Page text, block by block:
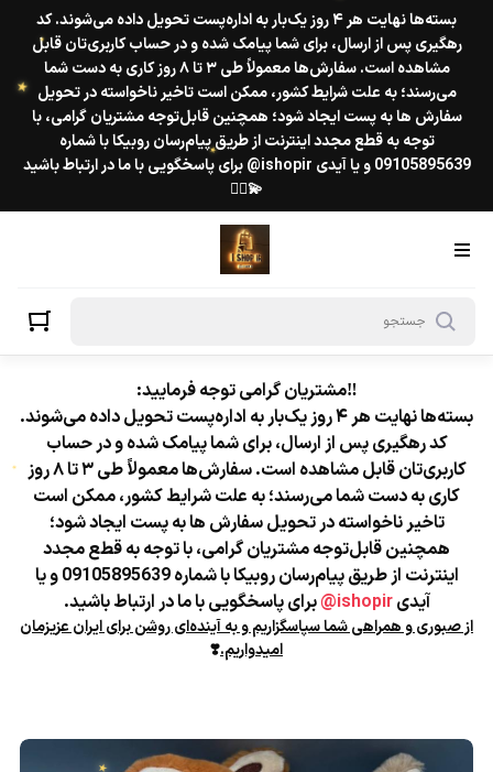
بسته‌ها نهایت هر ۴ روز یک‌بار به اداره‌پست تحویل داده می‌شوند. کد
رهگیری پس از ارسال، برای شما پیامک شده و در حساب کاربری‌تان قابل
مشاهده است. سفارش‌ها معمولاً طی ۳ تا ۸ روز کاری به دست شما
می‌رسند؛ به علت شرایط کشور، ممکن است تاخیر ناخواسته در تحویل
سفارش ها به پست ایجاد شود؛ همچنین قابل‌توجه مشتریان گرامی، با
توجه به قطع مجدد اینترنت از طریق پیام‌رسان روبیکا با شماره
09105895639 و یا آیدی ishopir@ برای پاسخگویی با ما در ارتباط باشید
💫❤️‍🔥
‼️مشتریان گرامی توجه فرمایید:
بسته‌ها نهایت هر ۴ روز یک‌بار به اداره‌پست تحویل داده می‌شوند.
کد رهگیری پس از ارسال، برای شما پیامک شده و در حساب
کاربری‌تان قابل مشاهده است. سفارش‌ها معمولاً طی ۳ تا ۸ روز
کاری به دست شما می‌رسند؛به علت شرایط کشور، ممکن است
تاخیر ناخواسته در تحویل سفارش ها به پست ایجاد شود؛
همچنین قابل‌توجه مشتریان گرامی، با توجه به قطع مجدد
اینترنت از طریق پیام‌رسان روبیکا با شماره 09105895639 و یا
آیدیishopir@ برای پاسخگویی با ما در ارتباط باشید.
از صبوری و همراهی شما سپاسگزاریم و به آینده‌ای روشن برای ایران عزیزمان
امیدواریم.❣️
★
★